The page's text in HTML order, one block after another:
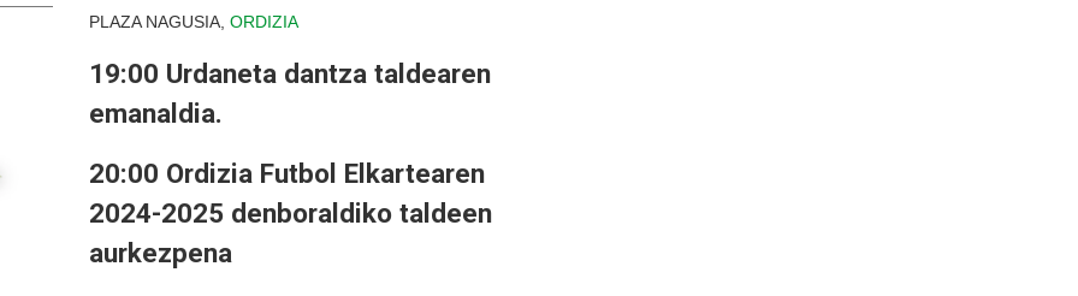
PLAZA NAGUSIA, ORDIZIA
19:00 Urdaneta dantza taldearen
emanaldia.
20:00 Ordizia Futbol Elkartearen
2024-2025 denboraldiko taldeen
aurkezpena